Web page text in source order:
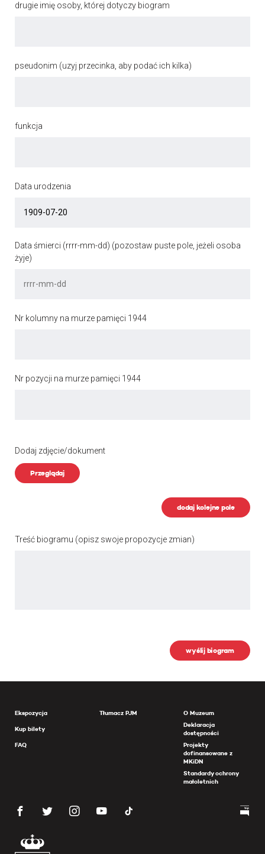
drugie imię osoby, której dotyczy biogram
pseudonim (uzyj przecinka, aby podać ich kilka)
funkcja
Data urodzenia
Data śmierci (rrrr-mm-dd) (pozostaw puste pole, jeżeli osoba
żyje)
Nr kolumny na murze pamięci 1944
Nr pozycji na murze pamięci 1944
Dodaj zdjęcie/dokument
Przeglądaj
dodaj kolejne pole
Treść biogramu (opisz swoje propozycje zmian)
wyślij biogram
Ekspozycja
Kup bilety
FAQ
Tłumacz PJM
O Muzeum
Deklaracja
dostępności
Projekty
dofinansowane z
MKiDN
Standardy ochrony
małoletnich